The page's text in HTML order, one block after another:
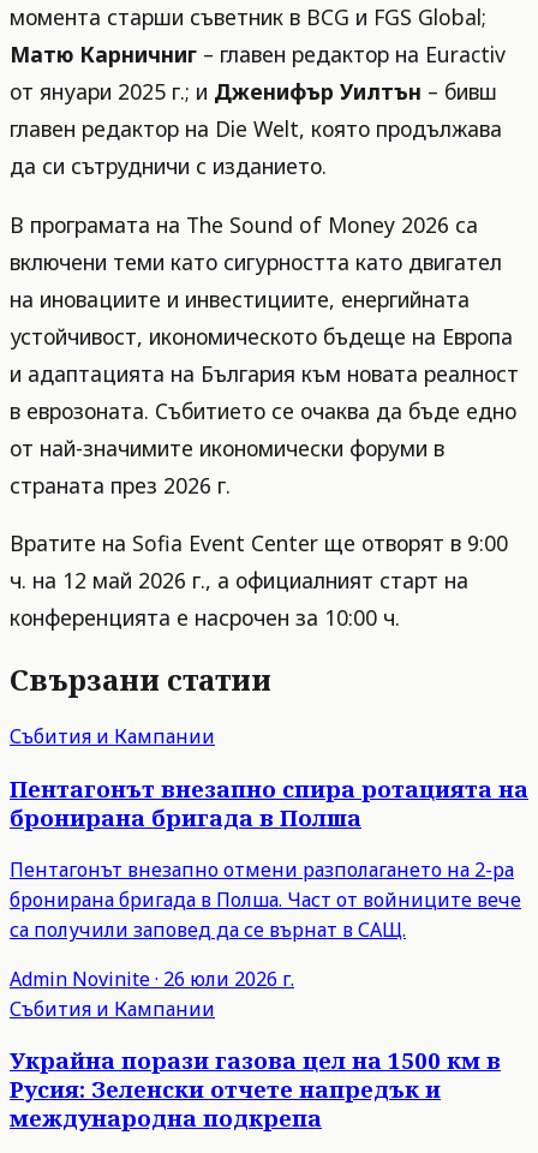
момента старши съветник в BCG и FGS Global;
Матю Карничниг – главен редактор на Euractiv
от януари 2025 г.; и Дженифър Уилтън – бивш
главен редактор на Die Welt, която продължава
да си сътрудничи с изданието.
В програмата на The Sound of Money 2026 са
включени теми като сигурността като двигател
на иновациите и инвестициите, енергийната
устойчивост, икономическото бъдеще на Европа
и адаптацията на България към новата реалност
в еврозоната. Събитието се очаква да бъде едно
от най-значимите икономически форуми в
страната през 2026 г.
Вратите на Sofia Event Center ще отворят в 9:00
ч. на 12 май 2026 г., а официалният старт на
конференцията е насрочен за 10:00 ч.
Свързани статии
Събития и Кампании
Пентагонът внезапно спира ротацията на
бронирана бригада в Полша
Пентагонът внезапно отмени разполагането на 2-ра
бронирана бригада в Полша. Част от войниците вече
са получили заповед да се върнат в САЩ.
Admin Novinite· 26 юли 2026 г.
Събития и Кампании
Украйна порази газова цел на 1500 км в
Русия: Зеленски отчете напредък и
международна подкрепа